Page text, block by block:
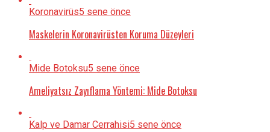
Koronavirüs5 sene önce
Maskelerin Koronavirüsten Koruma Düzeyleri
Mide Botoksu5 sene önce
Ameliyatsız Zayıflama Yöntemi: Mide Botoksu
Kalp ve Damar Cerrahisi5 sene önce